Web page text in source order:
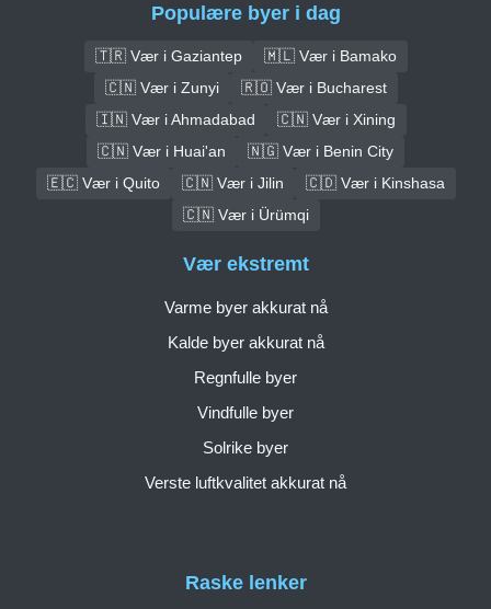
Populære byer i dag
🇹🇷 Vær i Gaziantep
🇲🇱 Vær i Bamako
🇨🇳 Vær i Zunyi
🇷🇴 Vær i Bucharest
🇮🇳 Vær i Ahmadabad
🇨🇳 Vær i Xining
🇨🇳 Vær i Huai'an
🇳🇬 Vær i Benin City
🇪🇨 Vær i Quito
🇨🇳 Vær i Jilin
🇨🇩 Vær i Kinshasa
🇨🇳 Vær i Ürümqi
Raske lenker
Vær ekstremt
Varme byer akkurat nå
Kalde byer akkurat nå
Regnfulle byer
Vindfulle byer
Solrike byer
Verste luftkvalitet akkurat nå